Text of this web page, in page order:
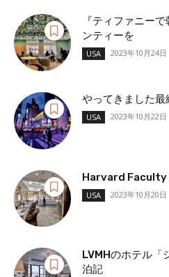
『ティファニー
ンティーを
USA 2023年10月24日
やってきました最
USA 2023年10月22日
Harvard Faculty
USA 2023年10月20日
LVMHのホテル「
泊記